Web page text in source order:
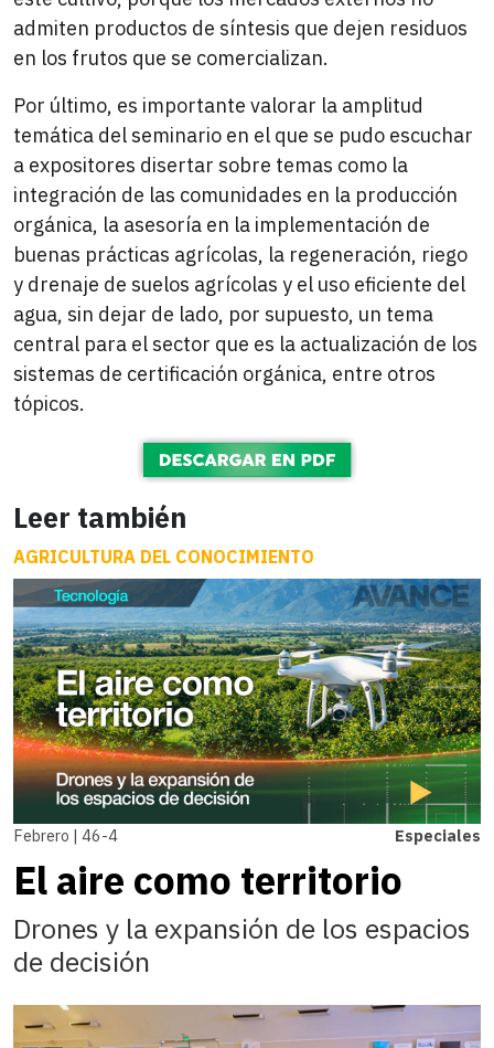
admiten productos de síntesis que dejen residuos
en los frutos que se comercializan.
Por último, es importante valorar la amplitud
temática del seminario en el que se pudo escuchar
a expositores disertar sobre temas como la
integración de las comunidades en la producción
orgánica, la asesoría en la implementación de
buenas prácticas agrícolas, la regeneración, riego
y drenaje de suelos agrícolas y el uso eficiente del
agua, sin dejar de lado, por supuesto, un tema
central para el sector que es la actualización de los
sistemas de certificación orgánica, entre otros
tópicos.
Leer también
AGRICULTURA DEL CONOCIMIENTO
Febrero | 46-4 Especiales
El aire como territorio
Drones y la expansión de los espacios
de decisión